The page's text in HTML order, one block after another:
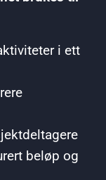
i ett
beløp og